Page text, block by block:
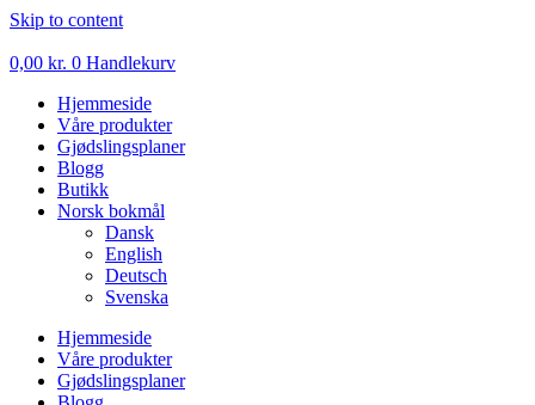
Skip to content
0,00 kr. 0 Handlekurv
Hjemmeside
Våre produkter
Gjødslingsplaner
Blogg
Butikk
Norsk bokmål
Dansk
English
Deutsch
Svenska
Hjemmeside
Våre produkter
Gjødslingsplaner